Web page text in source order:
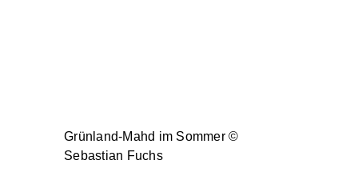
Grünland-Mahd im Sommer ©
Sebastian Fuchs